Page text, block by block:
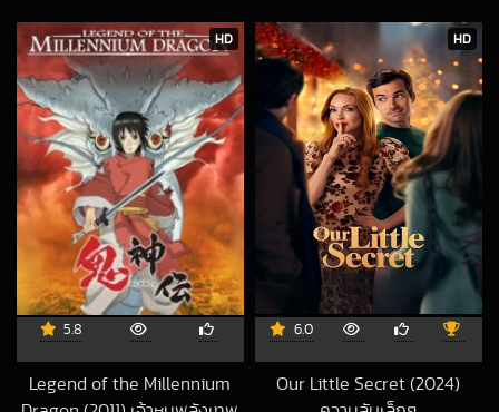
HD
5.8
Legend of the Millennium
HD
6.0
Our Little Secret (2024)